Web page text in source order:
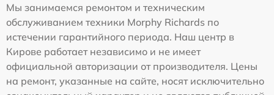
Мы занимаемся ремонтом и техническим
обслуживанием техники Morphy Richards по
истечении гарантийного периода. Наш центр в
Кирове работает независимо и не имеет
официальной авторизации от производителя. Цены
на ремонт, указанные на сайте, носят исключительно